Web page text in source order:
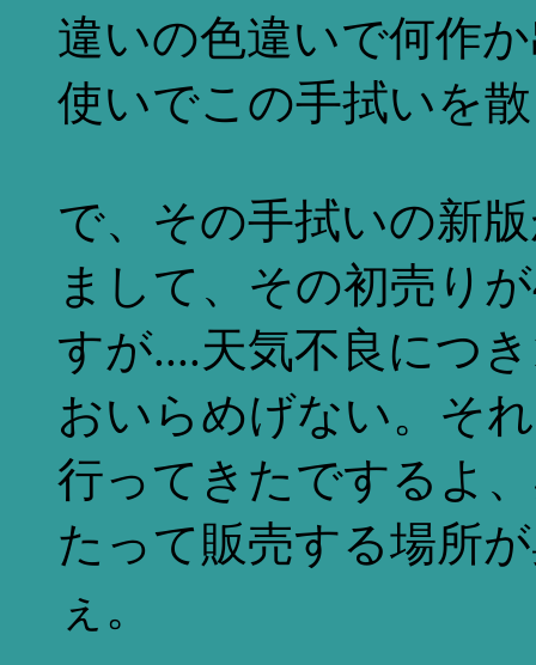
違いの色違いで何作
使いでこの手拭いを
で、その手拭いの新
まして、その初売り
すが....天気不良につ
おいらめげない。そ
行ってきたでするよ
たって販売する場所
ぇ。